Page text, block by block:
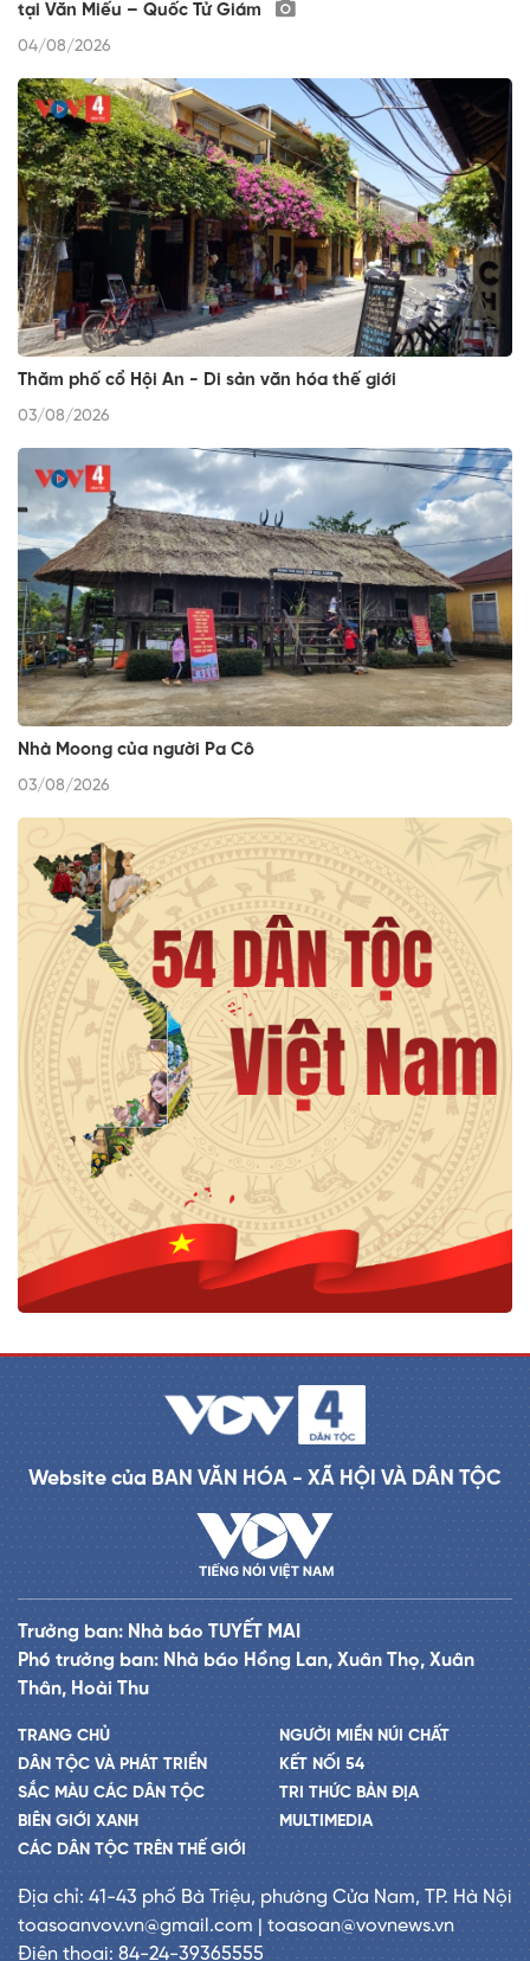
tại Văn Miếu – Quốc Tử Giám
04/08/2026
Thăm phố cổ Hội An - Di sản văn hóa thế giới
03/08/2026
Nhà Moong của người Pa Cô
03/08/2026
Website của BAN VĂN HÓA - XÃ HỘI VÀ DÂN TỘC
Trưởng ban: Nhà báo TUYẾT MAI
Phó trưởng ban: Nhà báo Hồng Lan, Xuân Thọ, Xuân
Thân, Hoài Thu
TRANG CHỦ
DÂN TỘC VÀ PHÁT TRIỂN
SẮC MÀU CÁC DÂN TỘC
BIÊN GIỚI XANH
CÁC DÂN TỘC TRÊN THẾ GIỚI
NGƯỜI MIỀN NÚI CHẤT
KẾT NỐI 54
TRI THỨC BẢN ĐỊA
MULTIMEDIA
Địa chỉ: 41-43 phố Bà Triệu, phường Cửa Nam, TP. Hà Nội
toasoanvov.vn@gmail.com | toasoan@vovnews.vn
Điện thoại: 84-24-39365555